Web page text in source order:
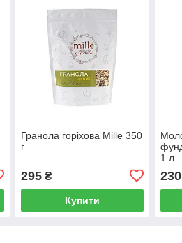
Гранола горіхова Mille 350
г
295₴
Купити
1 л
230